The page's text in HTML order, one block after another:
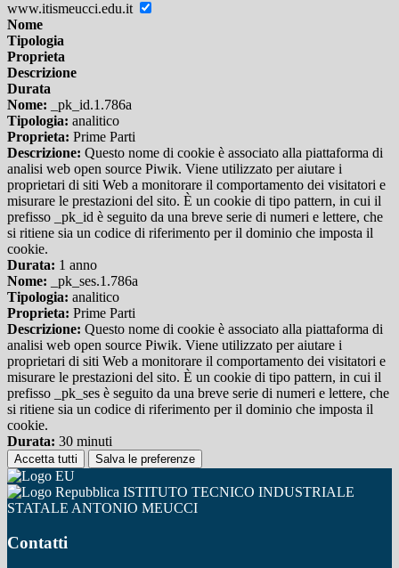
www.itismeucci.edu.it
Nome
Tipologia
Proprieta
Descrizione
Durata
Nome: _pk_id.1.786a
Tipologia: analitico
Proprieta: Prime Parti
Descrizione: Questo nome di cookie è associato alla piattaforma di
analisi web open source Piwik. Viene utilizzato per aiutare i
proprietari di siti Web a monitorare il comportamento dei visitatori e
misurare le prestazioni del sito. È un cookie di tipo pattern, in cui il
prefisso _pk_id è seguito da una breve serie di numeri e lettere, che
si ritiene sia un codice di riferimento per il dominio che imposta il
cookie.
Durata: 1 anno
Nome: _pk_ses.1.786a
Tipologia: analitico
Proprieta: Prime Parti
Descrizione: Questo nome di cookie è associato alla piattaforma di
analisi web open source Piwik. Viene utilizzato per aiutare i
proprietari di siti Web a monitorare il comportamento dei visitatori e
misurare le prestazioni del sito. È un cookie di tipo pattern, in cui il
prefisso _pk_ses è seguito da una breve serie di numeri e lettere, che
si ritiene sia un codice di riferimento per il dominio che imposta il
cookie.
Durata: 30 minuti
Accetta tutti Salva le preferenze
ISTITUTO TECNICO INDUSTRIALE
STATALE ANTONIO MEUCCI
Contatti